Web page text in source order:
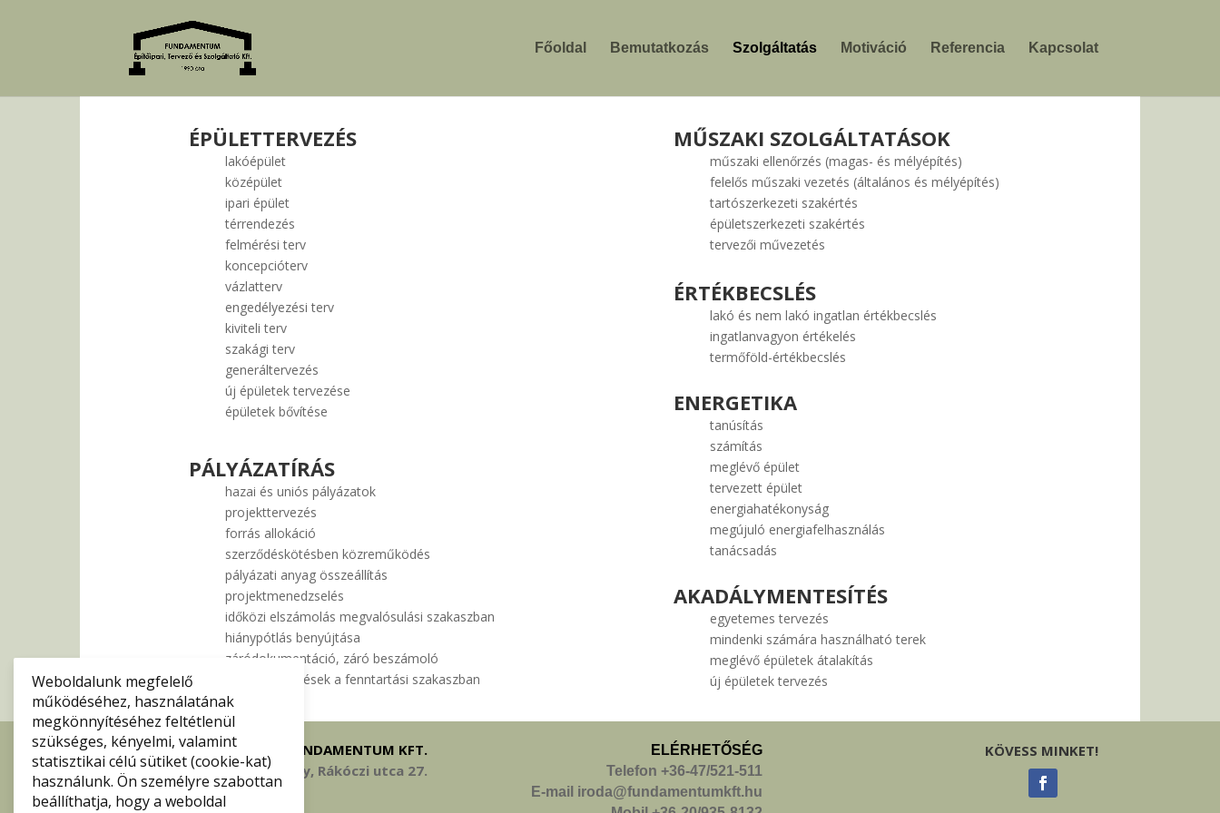
Főoldal Bemutatkozás Szolgáltatás Motiváció Referencia Kapcsolat
ÉPÜLETTERVEZÉS
lakóépület
középület
ipari épület
térrendezés
felmérési terv
koncepcióterv
vázlatterv
engedélyezési terv
kiviteli terv
szakági terv
generáltervezés
új épületek tervezése
épületek bővítése
PÁLYÁZATÍRÁS
hazai és uniós pályázatok
projekttervezés
forrás allokáció
szerződéskötésben közreműködés
pályázati anyag összeállítás
projektmenedzselés
időközi elszámolás megvalósulási szakaszban
hiánypótlás benyújtása
záródokumentáció, záró beszámoló
projekt jelentések a fenntartási szakaszban
MŰSZAKI SZOLGÁLTATÁSOK
műszaki ellenőrzés (magas- és mélyépítés)
felelős műszaki vezetés (általános és mélyépítés)
tartószerkezeti szakértés
épületszerkezeti szakértés
tervezői művezetés
ÉRTÉKBECSLÉS
lakó és nem lakó ingatlan értékbecslés
ingatlanvagyon értékelés
termőföld-értékbecslés
ENERGETIKA
tanúsítás
számítás
meglévő épület
tervezett épület
energiahatékonyság
megújuló energiafelhasználás
tanácsadás
AKADÁLYMENTESÍTÉS
egyetemes tervezés
mindenki számára használható terek
meglévő épületek átalakítás
új épületek tervezés
FUNDAMENTUM KFT.
3980 Sátoraljaújhely, Rákóczi utca 27.
ELÉRHETŐSÉG
Telefon +36-47/521-511
E-mail iroda@fundamentumkft.hu
KÖVESS MINKET!
Weboldalunk megfelelő
működéséhez, használatának
megkönnyítéséhez feltétlenül
szükséges, kényelmi, valamint
statisztikai célú sütiket (cookie-kat)
használunk. Ön személyre szabottan
beállíthatja, hogy a weboldal